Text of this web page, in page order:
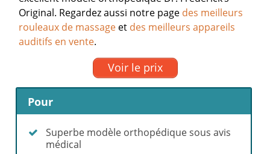
Original. Regardez aussi notre page des meilleurs
rouleaux de massage et des meilleurs appareils
auditifs en vente.
Voir le prix
Pour
Superbe modèle orthopédique sous avis
médical